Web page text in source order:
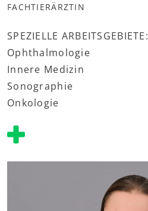
FACHTIERÄRZTIN
SPEZIELLE ARBEITSGEBIETE:
Ophthalmologie
Innere Medizin
Sonographie
Onkologie